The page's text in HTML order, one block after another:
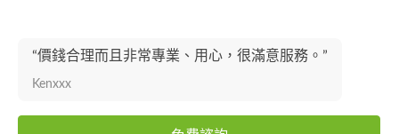
“價錢合理而且非常專業、用心，很滿意服務。”
Kenxxx